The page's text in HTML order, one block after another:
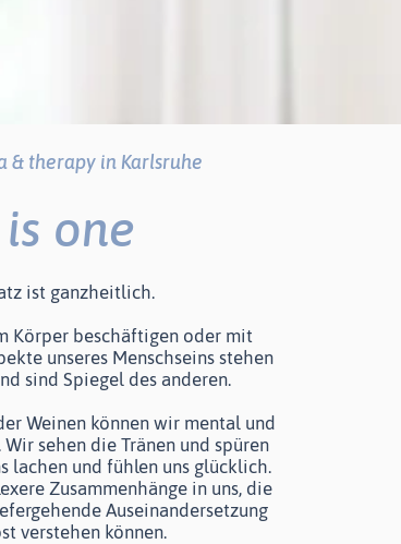
& therapy in Karlsruhe
one
ist ganzheitlich.
Körper beschäftigen oder mit
unseres Menschseins stehen
sind Spiegel des anderen.
Weinen können wir mental und
sehen die Tränen und spüren
lachen und fühlen uns glücklich.
Zusammenhänge in uns, die
Auseinandersetzung
verstehen können.